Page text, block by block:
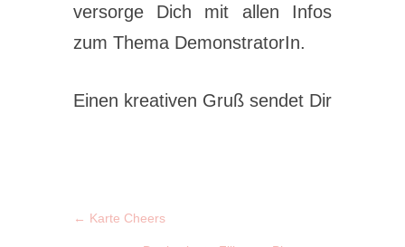
versorge Dich mit allen Infos
zum Thema DemonstratorIn.
Einen kreativen Gruß sendet Dir
← Karte Cheers